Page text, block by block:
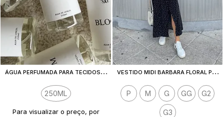
Á
GUA PERFUMADA PARA TECIDOS BLOOM 250ML
250ML
Para visualizar o preço, por
V
ESTIDO MIDI BARBARA FLORAL PRETO
P M G GG G2
G3